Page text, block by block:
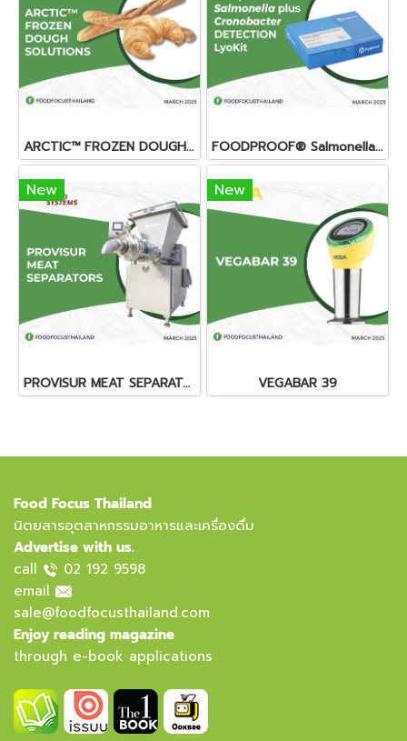
ARCTIC™ FROZEN DOUGH SOLUTIONS FOODPROOF® Salmonella plus Cronobacter DETECTION LyoKit
New
PROVISUR MEAT SEPARATORS
New
VEGABAR 39
Food Focus Thailand
นิตยสารอุตสาหกรรมอาหารและเครื่องดื่ม
Advertise with us.
call
02 192 9598
email
sale@foodfocusthailand.com
Enjoy reading magazine
through e-book applications